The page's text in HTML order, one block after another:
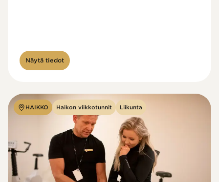
Näytä tiedot
HAIKKO Haikon viikkotunnit Liikunta